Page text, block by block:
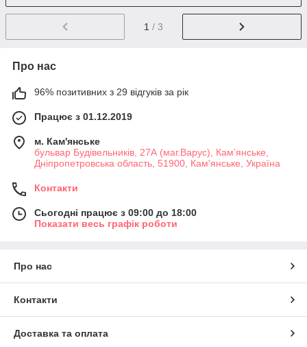
1 / 3
Про нас
96% позитивних з 29 відгуків за рік
Працює з 01.12.2019
м. Кам'янське
бульвар Будівельників, 27А (маг.Варус), Кам’янське,
Дніпропетровська область, 51900, Кам'янське, Україна
Контакти
Сьогодні працює з 09:00 до 18:00
Показати весь графік роботи
Про нас
Контакти
Доставка та оплата